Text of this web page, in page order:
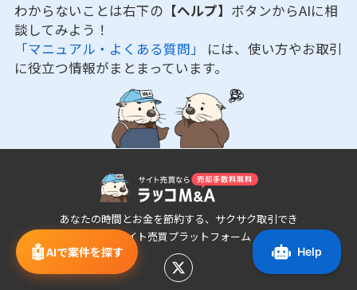
🤖AIで案件を探す
わからないことは右下の 【ヘルプ】 ボタンからAIに相
談してみよう！
「マニュアル・よくある質問」 には、使い方やお取引
に役立つ情報がまとまっています。
あなたの時間とお金を節約する、サクサク取引でき
るサイト売買プラットフォーム